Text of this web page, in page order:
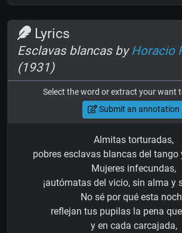
Lyrics
Esclavas blancas byHoracio
(1931)
Select the word or extract your want
Submit an annotation
Almitas torturadas,
pobres esclavas blancas del tango
Mujeres infecundas,
¡autómatas del vicio, sin alma y
No sé por qué esta
reflejan tus pupilas la pena
y en cada carcajada,